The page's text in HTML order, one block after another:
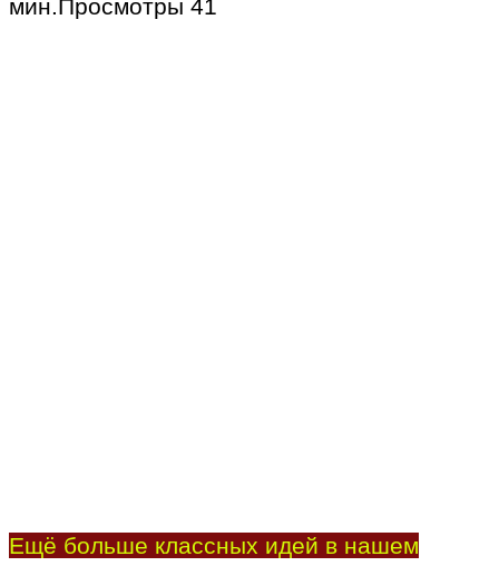
мин.Просмотры 41
Ещё больше классных идей в нашем